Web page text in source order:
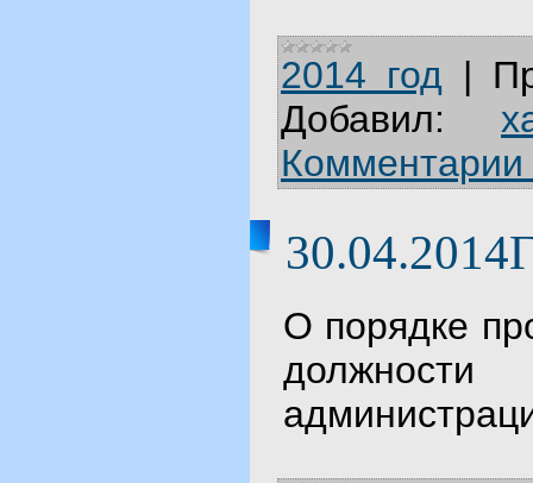
2014 год |
Добавил:
Комментарии
О порядке